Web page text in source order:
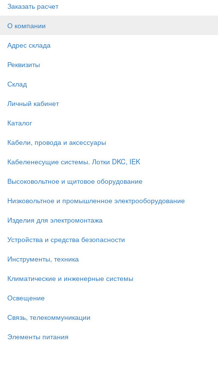
Заказать расчет
О компании
Адрес склада
Реквизиты
Склад
Личный кабинет
Каталог
Кабели, провода и аксессуары
Кабеленесущие системы. Лотки DKC, IEK
Высоковольтное и щитовое оборудование
Низковольтное и промышленное электрооборудование
Изделия для электромонтажа
Устройства и средства безопасности
Инструменты, техника
Климатические и инженерные системы
Освещение
Связь, телекоммуникации
Элементы питания